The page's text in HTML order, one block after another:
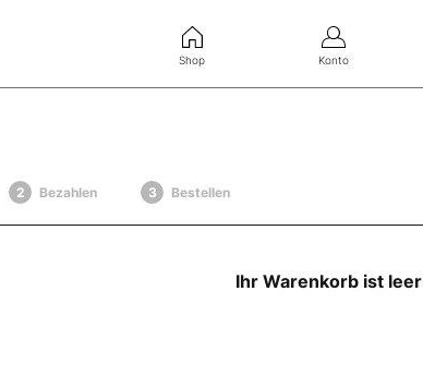
Shop Konto
Bezahlen Bestellen
Ihr Warenkorb ist leer